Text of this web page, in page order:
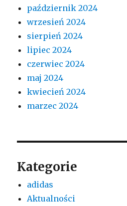
październik 2024
wrzesień 2024
sierpień 2024
lipiec 2024
czerwiec 2024
maj 2024
kwiecień 2024
marzec 2024
Kategorie
adidas
Aktualności